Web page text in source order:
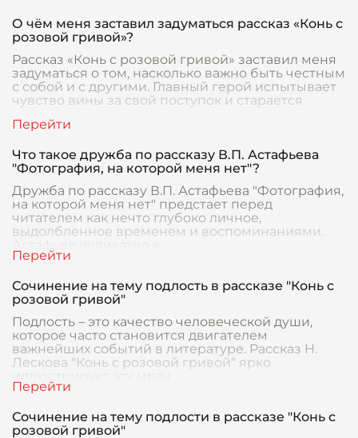
О чём меня заставил задуматься рассказ «Конь с
розовой гривой»?
Рассказ «Конь с розовой гривой» заставил меня
задуматься о том, насколько важно быть честным
с собой и с другими. Главный герой испытывает
чувство вины за свой поступок и старается
Что такое дружба по рассказу В.П. Астафьева
"Фотография, на которой меня нет"?
Дружба по рассказу В.П. Астафьева "Фотография,
на которой меня нет" предстает перед
читателем как нечто глубоко личное,
выдолбленное временем и воспоминаниями.
Астафьев деликатно в
Сочинение на тему подлость в рассказе "Конь с
розовой гривой"
Подлость – это качество человеческой души,
которое часто становится двигателем
важнейших событий в литературе. Рассказ Н.
Лескова "Конь с розовой гривой" ярко
Сочинение на тему подлости в рассказе "Конь с
розовой гривой"